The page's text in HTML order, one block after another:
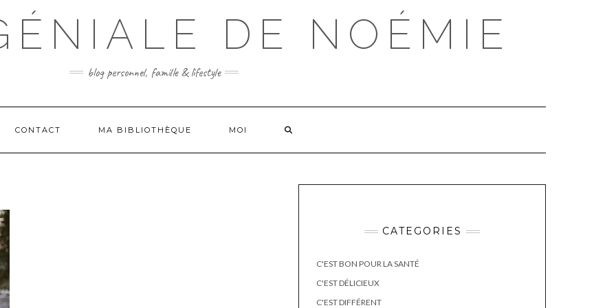
DE NOÉMIE
blog personnel, famille & lifestyle
CONTACT MA BIBLIOTHÈQUE MOI
CATEGORIES
C'EST BON POUR LA SANTÉ
C'EST DÉLICIEUX
C'EST DIFFÉRENT